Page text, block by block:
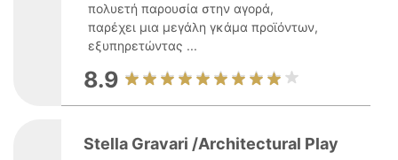
πολυετή παρουσία στην αγορά,
παρέχει μια μεγάλη γκάμα προϊόντων,
εξυπηρετώντας ...
8.9
Stella Gravari /Architectural Play